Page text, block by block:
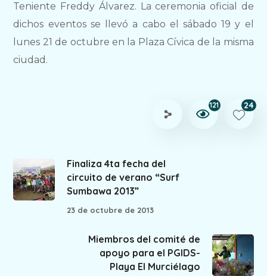
Teniente Freddy Álvarez. La ceremonia oficial de
dichos eventos se llevó a cabo el sábado 19 y el
lunes 21 de octubre en la Plaza Cívica de la misma
ciudad.
121 24
Finaliza 4ta fecha del
circuito de verano “Surf
Sumbawa 2013”
23 de octubre de 2013
Miembros del comité de
apoyo para el PGIDS-
Playa El Murciélago